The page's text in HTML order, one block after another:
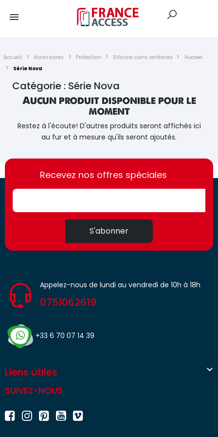
Accueil Accessoires Protection Silicone coins renforcés
Huawei
Série Nova
Catégorie : Série Nova
Aucun produit disponible pour le
moment
Restez à l'écoute! D'autres produits seront affichés ici
au fur et à mesure qu'ils seront ajoutés.
https://france-
access.fr
https://france-
access.fr
Recevez nos offres spéciales
S'abonner
Appelez-nous de lundi au vendredi de 10h à 18h
0751062619
+33 6 70 07 14 39
Liens utiles 
SUIVEZ-NOUS